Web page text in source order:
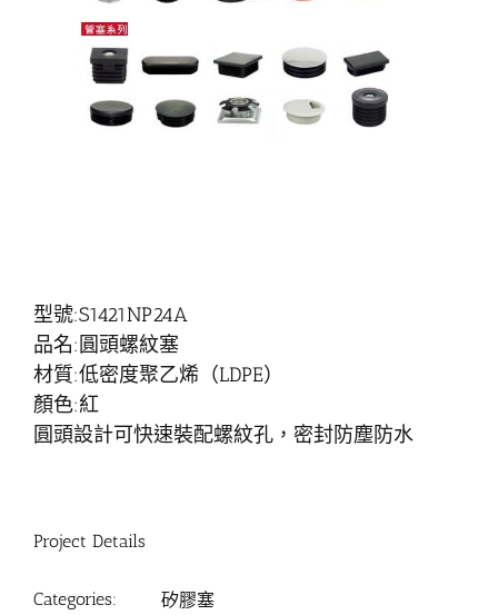
型號:S1421NP24A
品名:圓頭螺紋塞
材質:低密度聚乙烯（LDPE）
顏色:紅
圓頭設計可快速裝配螺紋孔，密封防塵防水
Project Details
Categories: 矽膠塞